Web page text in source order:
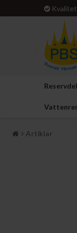
Artiklar